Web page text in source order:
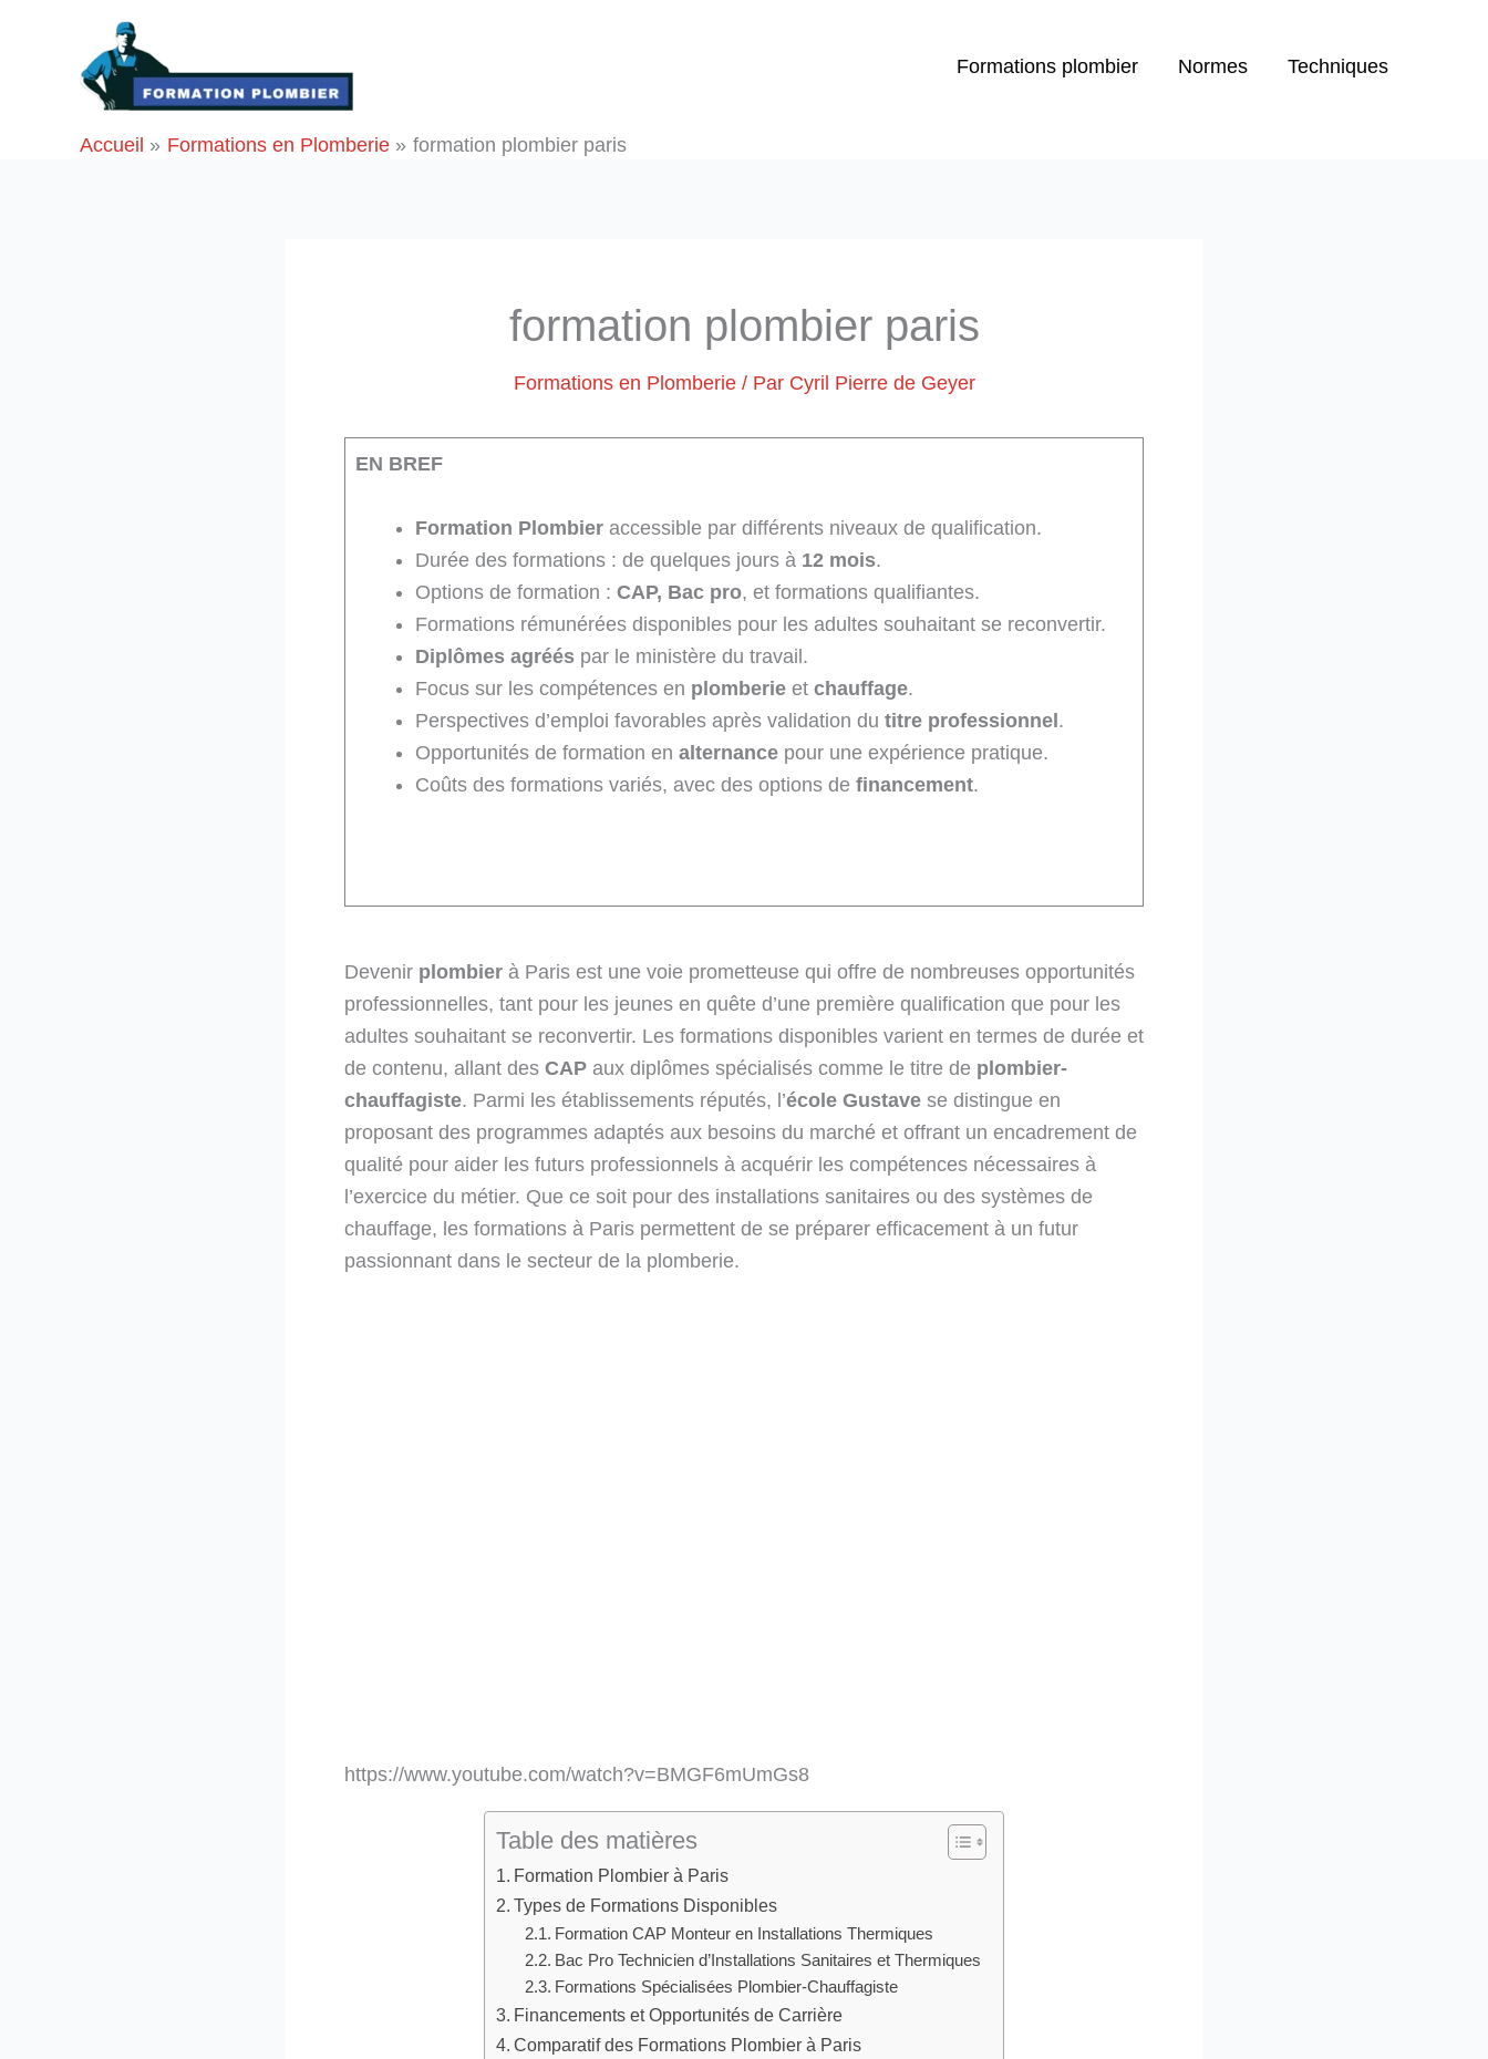
Formations plombier Normes Techniques
Accueil Formations en Plomberie formation plombier paris
formation plombier paris
Formations en Plomberie/ Par Cyril Pierre de Geyer
EN BREF
Formation Plombier accessible par différents niveaux de qualification.
Durée des formations : de quelques jours à 12 mois.
Options de formation : CAP, Bac pro, et formations qualifiantes.
Formations rémunérées disponibles pour les adultes souhaitant se reconvertir.
Diplômes agréés par le ministère du travail.
Focus sur les compétences en plomberie et chauffage.
Perspectives d’emploi favorables après validation du titre professionnel.
Opportunités de formation en alternance pour une expérience pratique.
Coûts des formations variés, avec des options de financement.
Devenir plombier à Paris est une voie prometteuse qui offre de nombreuses opportunités
professionnelles, tant pour les jeunes en quête d’une première qualification que pour les
adultes souhaitant se reconvertir. Les formations disponibles varient en termes de durée et
de contenu, allant des CAP aux diplômes spécialisés comme le titre de plombier-
chauffagiste. Parmi les établissements réputés, l’école Gustave se distingue en
proposant des programmes adaptés aux besoins du marché et offrant un encadrement de
qualité pour aider les futurs professionnels à acquérir les compétences nécessaires à
l’exercice du métier. Que ce soit pour des installations sanitaires ou des systèmes de
chauffage, les formations à Paris permettent de se préparer efficacement à un futur
passionnant dans le secteur de la plomberie.
https://www.youtube.com/watch?v=BMGF6mUmGs8
Table des matières
Formation Plombier à Paris
Types de Formations Disponibles
Formation CAP Monteur en Installations Thermiques
Bac Pro Technicien d’Installations Sanitaires et Thermiques
Formations Spécialisées Plombier-Chauffagiste
Financements et Opportunités de Carrière
Comparatif des Formations Plombier à Paris